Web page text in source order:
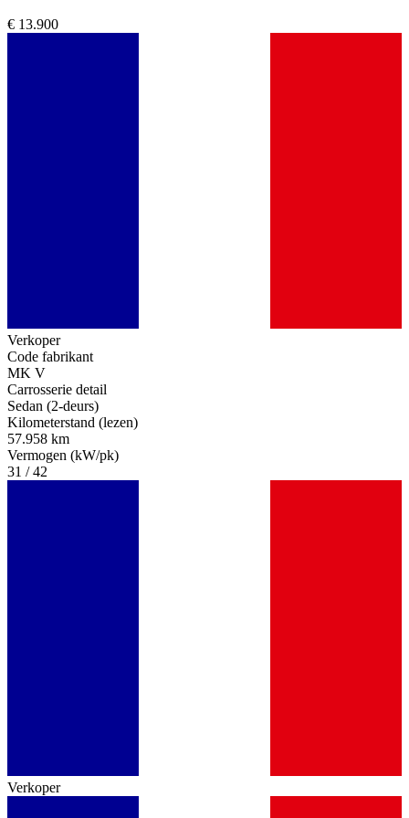
€ 13.900
Verkoper
Code fabrikant
MK V
Carrosserie detail
Sedan (2-deurs)
Kilometerstand (lezen)
57.958 km
Vermogen (kW/pk)
31 / 42
Verkoper